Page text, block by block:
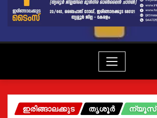
ഇരിങ്ങാലക്കുട തൃശൂർ ന്യൂസ്